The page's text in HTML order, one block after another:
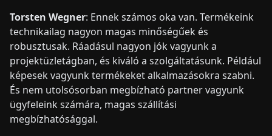
Torsten Wegner: Ennek számos oka van. Termékeink
technikailag nagyon magas minőségűek és
robusztusak. Ráadásul nagyon jók vagyunk a
projektüzletágban, és kiváló a szolgáltatásunk. Például
képesek vagyunk termékeket alkalmazásokra szabni.
És nem utolsósorban megbízható partner vagyunk
ügyfeleink számára, magas szállítási
megbízhatósággal.